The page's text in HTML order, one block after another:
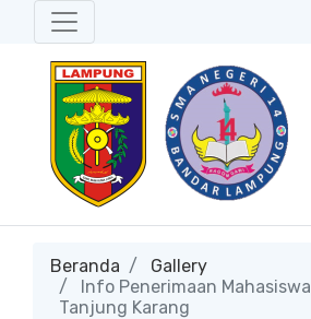
Beranda
Gallery
Info Penerimaan Mahasiswa
Tanjung Karang